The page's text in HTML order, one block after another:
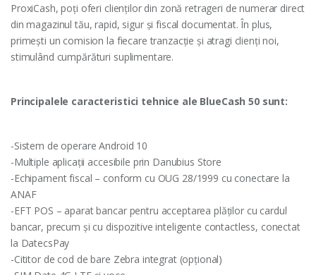
ProxiCash, poți oferi clienților din zonă retrageri de numerar direct
din magazinul tău, rapid, sigur și fiscal documentat. În plus,
primești un comision la fiecare tranzacție și atragi clienți noi,
stimulând cumpărături suplimentare.
Principalele caracteristici tehnice ale BlueCash 50 sunt:
-Sistem de operare Android 10
-Multiple aplicații accesibile prin Danubius Store
-Echipament fiscal – conform cu OUG 28/1999 cu conectare la
ANAF
-EFT POS – aparat bancar pentru acceptarea plăților cu cardul
bancar, precum și cu dispozitive inteligente contactless, conectat
la DatecsPay
-Cititor de cod de bare Zebra integrat (opțional)